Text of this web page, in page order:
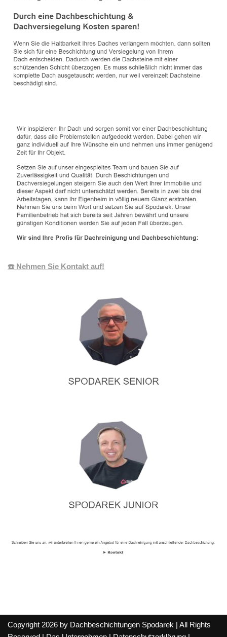
☎️ Nehmen Sie Kontakt auf!
Copyright 2026 by Dachbeschichtungen Spodarek | All Rights